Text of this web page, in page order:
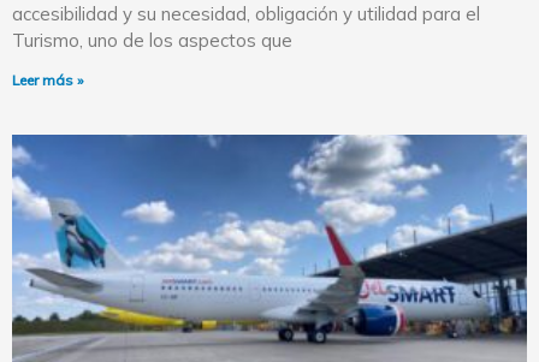
accesibilidad y su necesidad, obligación y utilidad para el
Turismo, uno de los aspectos que
Leer más »